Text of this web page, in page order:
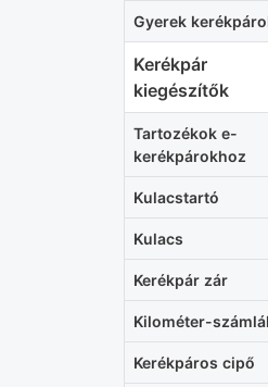
Gyerek
Kerékpár
kiegészítők
Tartozékok e-
kerékpárokhoz
Kulacstartó
Kulacs
Kerékpár zár
Kilométer-
Kerékpáros cipő